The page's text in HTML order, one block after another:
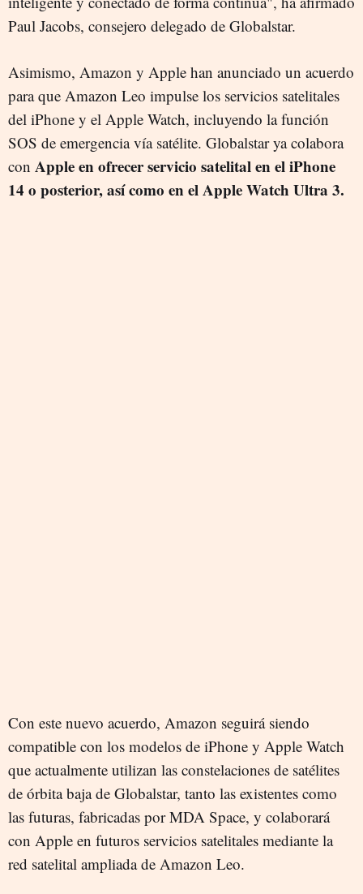
Paul Jacobs, consejero delegado de Globalstar.
Asimismo, Amazon y Apple han anunciado un acuerdo
para que Amazon Leo impulse los servicios satelitales
del iPhone y el Apple Watch, incluyendo la función
SOS de emergencia vía satélite. Globalstar ya colabora
con Apple en ofrecer servicio satelital en el iPhone
14 o posterior, así como en el Apple Watch Ultra 3.
Con este nuevo acuerdo, Amazon seguirá siendo
compatible con los modelos de iPhone y Apple Watch
que actualmente utilizan las constelaciones de satélites
de órbita baja de Globalstar, tanto las existentes como
las futuras, fabricadas por MDA Space, y colaborará
con Apple en futuros servicios satelitales mediante la
red satelital ampliada de Amazon Leo.